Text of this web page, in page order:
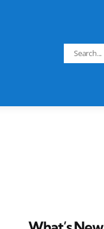
Search
for: